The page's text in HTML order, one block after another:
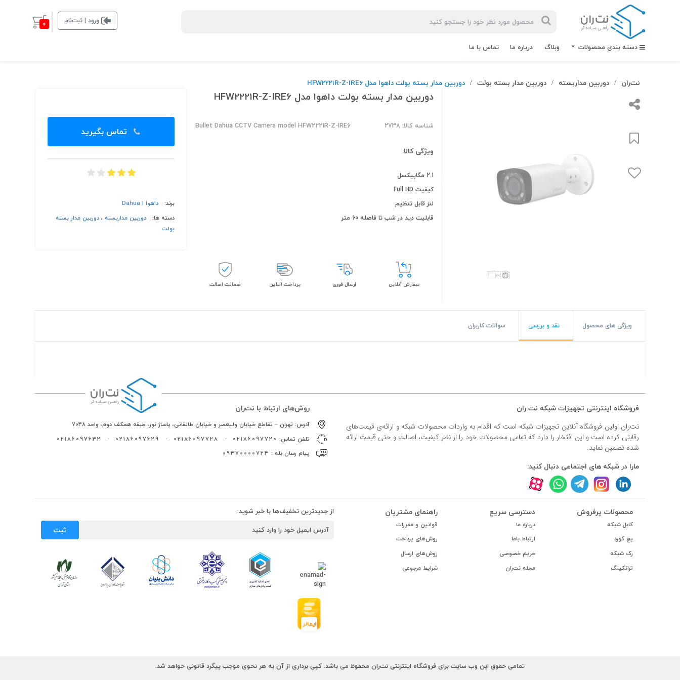
ورود | ثبت‌نام 0
دسته بندی محصولات وبلاگ درباره ما تماس با ما
#ترانکینگ لگراند
#ترانکینگ دانوب
#پچ پنل لگراند
#پچ پنل نگزنس
#داکت ساده
نت‌ران / دوربین مداربسته / دوربین مدار بسته بولت / دوربین مدار بسته بولت داهوا مدل HFW2221R-Z-IRE6
دوربین مدار بسته بولت داهوا مدل HFW2221R-Z-IRE6
شناسه کالا: 2738 Bullet Dahua CCTV Camera model HFW2221R-Z-IRE6
ویژگی کالا:
2.1 مگاپیکسل
کیفیت Full HD
لنز قابل تنظیم
قابلیت دید در شب تا فاصله 60 متر
سفارش آنلاین ارسال فوری پرداخت آنلاین ضمانت اصالت
تماس بگیرید
برند:
داهوا | Dahua
دسته ها:
دوربین مداربسته، دوربین مدار بسته
بولت
ویژگی های محصول نقد و بررسی سوالات کاربران
فروشگاه اینترنتی تجهیزات شبکه نت ران
نت‌ران اولین فروشگاه آنلاین تجهیزات شبکه است که اقدام به واردات محصولات شبکه و ارائه‌ی قیمت‌های
رقابتی کرده است و این افتخار را دارد که تمامی محصولات خود را از نظر کیفیت، اصالت و حتی قیمت ارائه
شده تضمین نماید.
مارا در شبکه های اجتماعی دنبال کنید:
روش‌های ارتباط با نت‌ران
آدرس: تهران – تقاطع خیابان ولیعصر و خیابان طالقانی، پاساژ نور، طبقه همکف دوم، واحد 7048
تلفن تماس: 02186097720
-
02186097728
-
02186097629
-
02186097632
پیام رسان بله : 09370000724
محصولات پرفروش
کابل شبکه
پچ کورد
رک شبکه
ترانکینگ
دسترسی سریع
درباره ما
ارتباط باما
حریم خصوصی
مجله نت‌ران
راهنمای مشتریان
قوانین و مقررات
روش‌های پرداخت
روش‌های ارسال
شرایط مرجوعی
از جدیدترین تخفیف‌ها با خبر شوید:
ثبت
تمامی حقوق این وب سایت برای فروشگاه اینترنتی نت‌ران محفوظ می باشد. کپی برداری از آن به هر نحوی موجب پیگرد قانونی خواهد شد.